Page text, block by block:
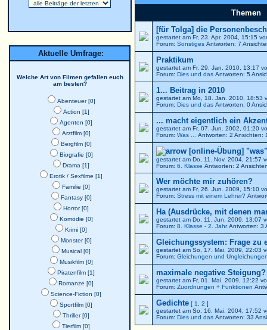
Aktuelle Umfrage:
Welche Art von Filmen gefallen euch
am besten?
Abenteuer [0]
Action [1]
Agenten [0]
Arztfilm [0]
Bergfilm [0]
Biografie [0]
Drama [1]
Erotik / Sexfilme [1]
Familie [0]
Fantasy [0]
Horror [0]
Komödie [0]
Krimi [0]
Monster [0]
Musical [0]
Musikfilm [0]
Piratenfilm [1]
Romanze [0]
Science-Fiction [0]
Sportfilm [0]
Thriller [0]
Tierfilm [0]
Themen
[für Tolga] die
gestartet am Fr, 23. Apr. 2004, 15:15
Forum: Sonstiges Antworten: 7
Praktikum
gestartet am Fr, 29. Jan. 2010, 13:17
Forum: Dies und das Antworten: 5
1... Beitrag in 2010
gestartet am Mo, 18. Jan. 2010, 18:53
Forum: Dies und das Antworten: 0
... macht eigentlich ein
gestartet am Fr, 07. Jun. 2002, 01:20
Forum: Was ... Antworten: 2 Ansichten:
[online-Übung]
gestartet am Do, 11. Nov. 2004, 21:57
Forum: 6. Klasse Antworten: 2
Wer möchte mir zuhören?
gestartet am Fr, 26. Jun. 2009, 15:10
Forum: Stress mit einem Lehrer?
Ha (Ausdrücke, mit denen
gestartet am Do, 11. Jun. 2009, 13:07
Forum: 8. Klasse - 2. JahrAntworten: 3
Gleichungssystem: Frage zu
gestartet am So, 17. Mai. 2009, 22:03
Forum: Gleichungen und
maximale negative
gestartet am Fr, 01. Mai. 2009, 12:22
Forum: Zuordnungen + Funktionen
Gedichte [ 1 2 ]
gestartet am So, 16. Mai. 2004, 17:52
Forum: Dies und das Antworten: 33